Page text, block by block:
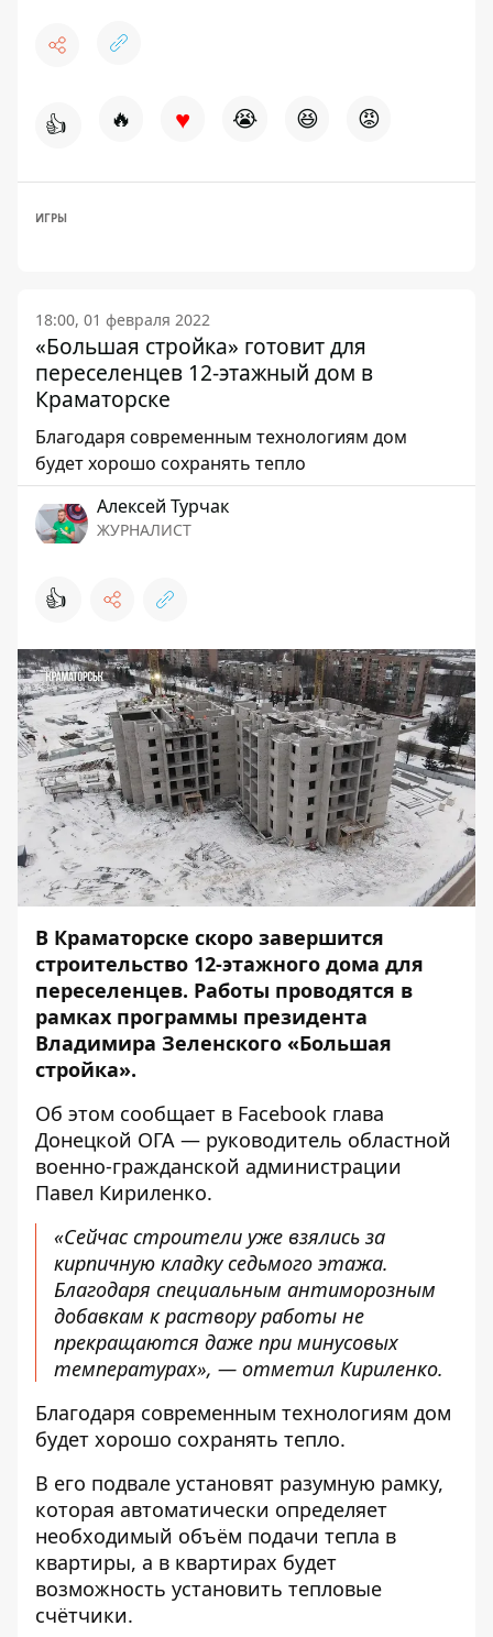
👍 🔥 ♥ 😭 😆 😡
ИГРЫ
18:00, 01 февраля 2022
«Большая стройка» готовит для
переселенцев 12-этажный дом в
Краматорске
Благодаря современным технологиям дом
будет хорошо сохранять тепло
Алексей Турчак
ЖУРНАЛИСТ
👍
В Краматорске скоро завершится
строительство 12-этажного дома для
переселенцев. Работы проводятся в
рамках программы президента
Владимира Зеленского «Большая
стройка».
Об этом сообщает в Facebook глава
Донецкой ОГА — руководитель областной
военно-гражданской администрации
Павел Кириленко.
«Сейчас строители уже взялись за
кирпичную кладку седьмого этажа.
Благодаря специальным антиморозным
добавкам к раствору работы не
прекращаются даже при минусовых
температурах», — отметил Кириленко.
Благодаря современным технологиям дом
будет хорошо сохранять тепло.
В его подвале установят ​​разумную рамку,
которая автоматически определяет
необходимый объём подачи тепла в
квартиры, а в квартирах будет
возможность установить тепловые
счётчики.